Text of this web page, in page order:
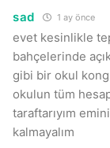
sad 1 ay önce
evet kesinlikle
bahçelerinde
gibi bir okul
okulun tüm
taraftarıyım
kalmayalım